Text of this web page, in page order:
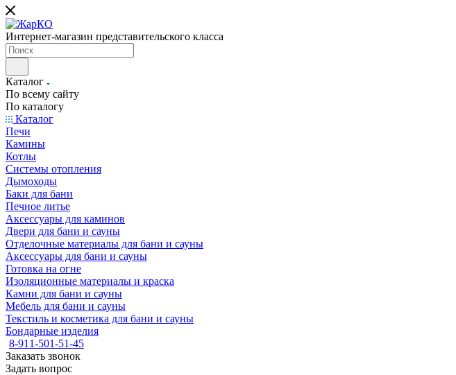
Интернет-магазин представительского класса
Каталог
По всему сайту
По каталогу
Каталог
Печи
Камины
Котлы
Системы отопления
Дымоходы
Баки для бани
Печное литье
Аксессуары для каминов
Двери для бани и сауны
Отделочные материалы для бани и сауны
Аксессуары для бани и сауны
Готовка на огне
Изоляционные материалы и краска
Камни для бани и сауны
Мебель для бани и сауны
Текстиль и косметика для бани и сауны
Бондарные изделия
8-911-501-51-45
Заказать звонок
Задать вопрос